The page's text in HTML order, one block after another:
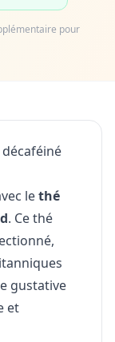
pour
lethé
. Ce thé
gustative
et